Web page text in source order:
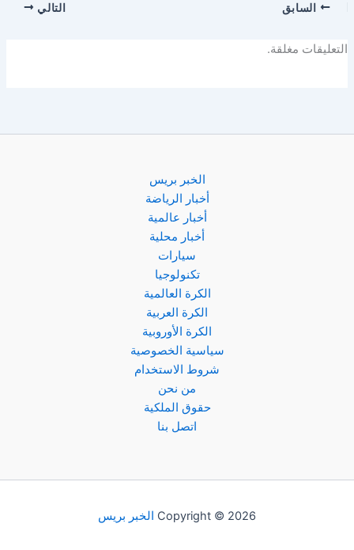
السابق التالي
التعليقات مغلقة.
الخبر بريس
أخبار الرياضة
أخبار عالمية
أخبار محلية
سيارات
تكنولوجيا
الكرة العالمية
الكرة العربية
الكرة الأوروبية
سياسية الخصوصية
شروط الاستخدام
من نحن
حقوق الملكية
اتصل بنا
Copyright © 2026 الخبر بريس